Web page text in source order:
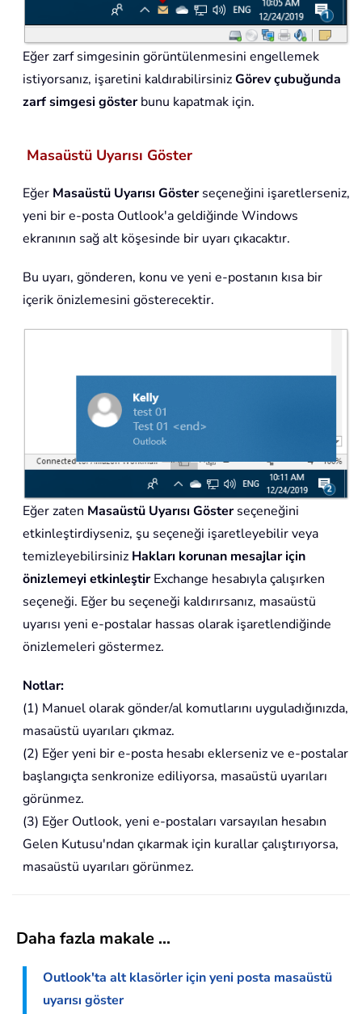
Eğer zarf simgesinin görüntülenmesini engellemek
istiyorsanız, işaretini kaldırabilirsinizGörev çubuğunda
zarf simgesi gösterbunu kapatmak için.
Masaüstü Uyarısı Göster
Eğer Masaüstü Uyarısı Gösterseçeneğini işaretlerseniz,
yeni bir e-posta Outlook'a geldiğinde Windows
ekranının sağ alt köşesinde bir uyarı çıkacaktır.
Bu uyarı, gönderen, konu ve yeni e-postanın kısa bir
içerik önizlemesini gösterecektir.
Eğer zaten Masaüstü Uyarısı Gösterseçeneğini
etkinleştirdiyseniz, şu seçeneği işaretleyebilir veya
temizleyebilirsiniz Hakları korunan mesajlar için
önizlemeyi etkinleştirExchange hesabıyla çalışırken
seçeneği. Eğer bu seçeneği kaldırırsanız, masaüstü
uyarısı yeni e-postalar hassas olarak işaretlendiğinde
önizlemeleri göstermez.
Notlar:
(1) Manuel olarak gönder/al komutlarını uyguladığınızda,
masaüstü uyarıları çıkmaz.
(2) Eğer yeni bir e-posta hesabı eklerseniz ve e-postalar
başlangıçta senkronize ediliyorsa, masaüstü uyarıları
görünmez.
(3) Eğer Outlook, yeni e-postaları varsayılan hesabın
Gelen Kutusu'ndan çıkarmak için kurallar çalıştırıyorsa,
masaüstü uyarıları görünmez.
Daha fazla makale ...
Outlook'ta alt klasörler için yeni posta masaüstü
uyarısı göster